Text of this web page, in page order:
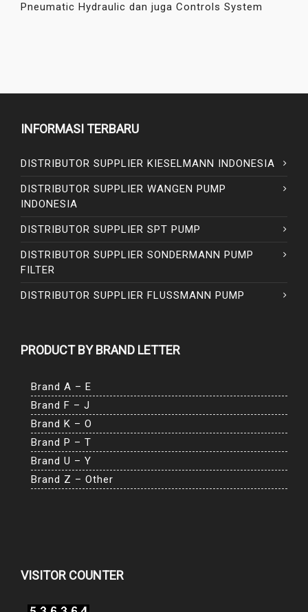
Pneumatic Hydraulic dan juga Controls System
INFORMASI TERBARU
DISTRIBUTOR SUPPLIER KIESELMANN INDONESIA
DISTRIBUTOR SUPPLIER WANGEN PUMP
INDONESIA
DISTRIBUTOR SUPPLIER SPT PUMP
DISTRIBUTOR SUPPLIER SONDERMANN PUMP
FILTER
DISTRIBUTOR SUPPLIER FLUSSMANN PUMP
PRODUCT BY BRAND LETTER
Brand A – E
Brand F – J
Brand K – O
Brand P – T
Brand U – Y
Brand Z – Other
VISITOR COUNTER